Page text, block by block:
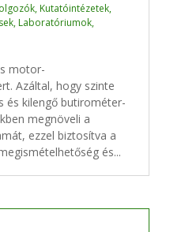
, Kutatóintézetek,
, Laboratóriumok,
motor-
Azáltal, hogy szinte
és kilengő butirométer-
megnöveli a
ezzel biztosítva a
és...